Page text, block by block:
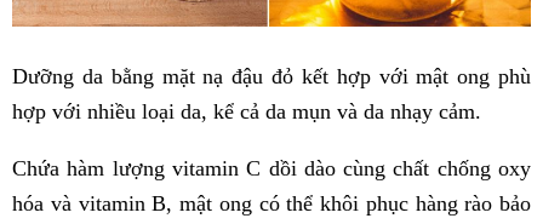
Dưỡng da bằng mặt nạ đậu đỏ kết hợp với mật ong phù
hợp với nhiều loại da, kể cả da mụn và da nhạy cảm.
Chứa hàm lượng vitamin C dồi dào cùng chất chống oxy
hóa và vitamin B, mật ong có thể khôi phục hàng rào bảo